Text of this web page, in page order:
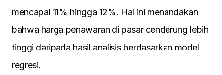
mencapai 11% hingga 12%. Hal ini menandakan
bahwa harga penawaran di pasar cenderung lebih
tinggi daripada hasil analisis berdasarkan model
regresi.